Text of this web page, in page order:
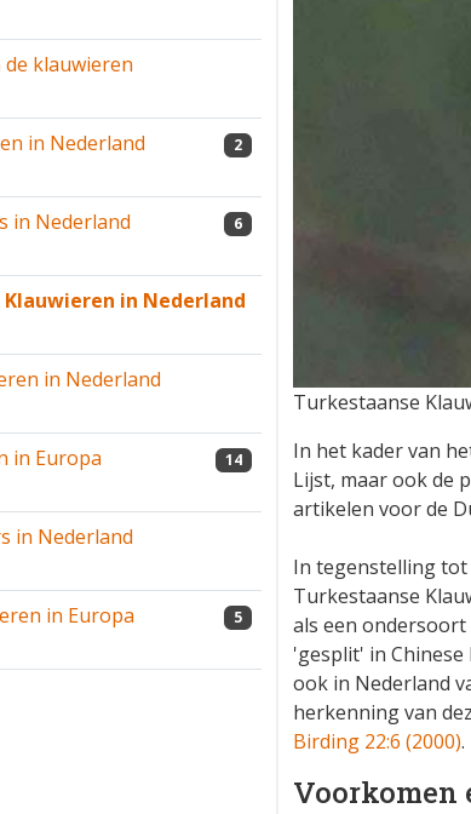
de klauwieren
in Nederland 2
in Nederland 6
in Nederland
in Nederland
in Europa 14
in Nederland
in Europa 5
Turkestaanse
In het kader van
Lijst, maar ook de
artikelen voor de
In tegenstelling tot
Turkestaanse
als een
'gesplit' in Chinese
ook in Nederland
herkenning van
Birding 22:6 (2000).
Voorkomen